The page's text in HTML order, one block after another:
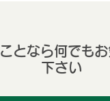
となら何でも
下さい